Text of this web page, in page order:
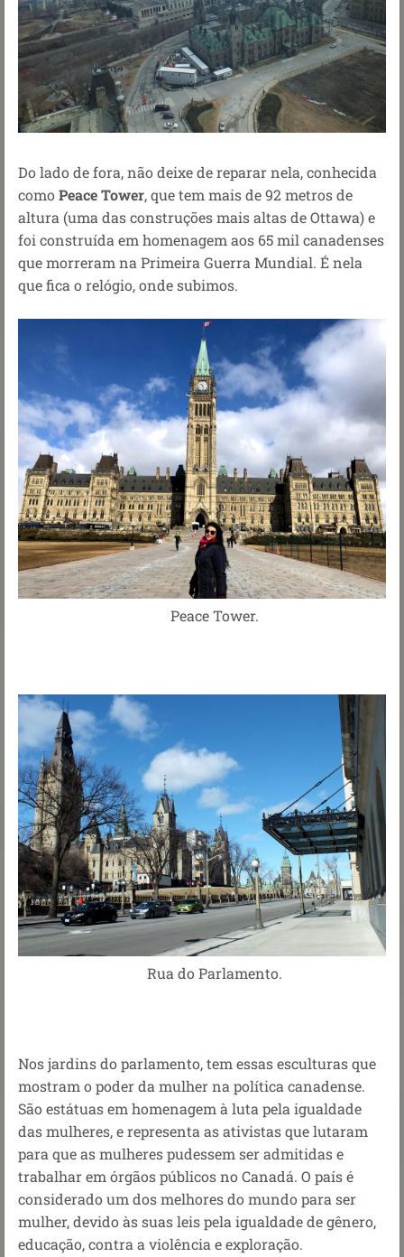
Do lado de fora, não deixe de reparar nela, conhecida
comoPeace Tower, que tem mais de 92 metros de
altura (uma das construções mais altas de Ottawa) e
foi construída em homenagem aos 65 mil canadenses
que morreram na Primeira Guerra Mundial. É nela
que fica o relógio, onde subimos.
Peace Tower.
Rua do Parlamento.
Nos jardins do parlamento, tem essas esculturas que
mostram o poder da mulher na política canadense.
São estátuas em homenagem à luta pela igualdade
das mulheres, e representa as ativistas que lutaram
para que as mulheres pudessem ser admitidas e
trabalhar em órgãos públicos no Canadá. O país é
considerado um dos melhores do mundo para ser
mulher, devido às suas leis pela igualdade de gênero,
educação, contra a violência e exploração.